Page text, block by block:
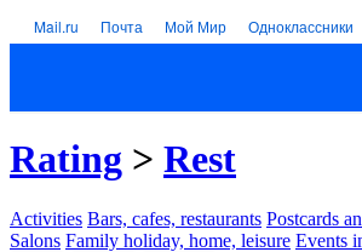
Mail.ru Почта Мой Мир Одноклассники
Rating > Rest
Activities Bars, cafes, restaurants Postcards
Salons Family holiday, home, leisure Events